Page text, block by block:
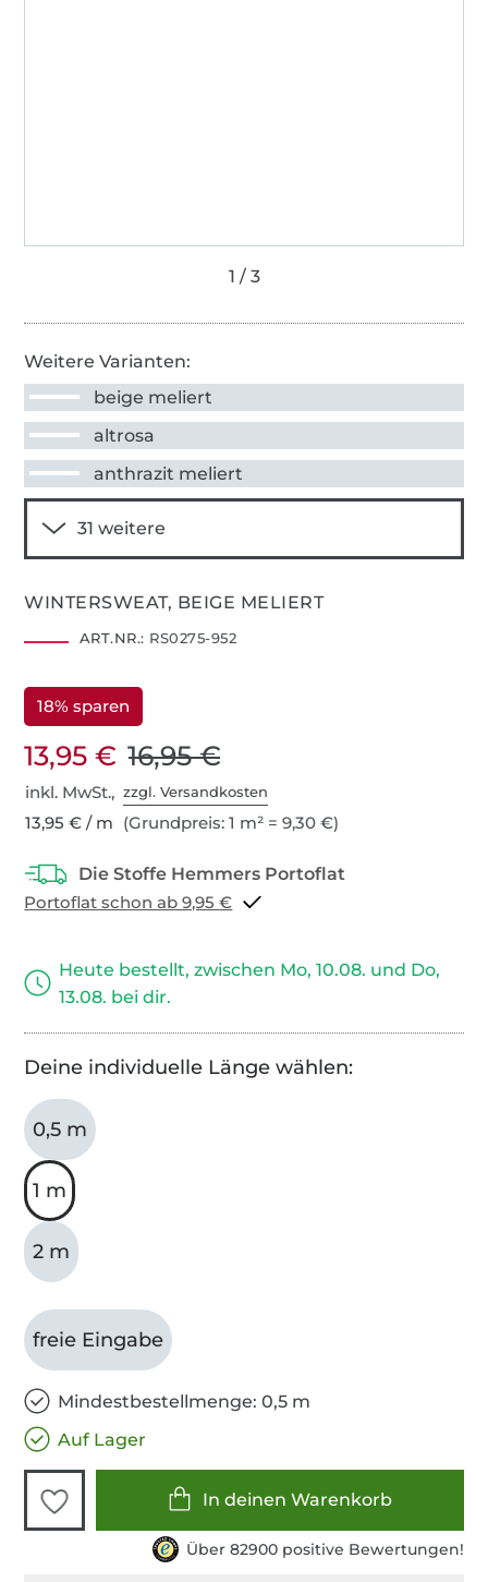
Weitere Varianten:
beige meliert
altrosa
anthrazit meliert
WINTERSWEAT, BEIGE MELIERT
ART.NR.: RS0275-952
18% sparen
13,95 € 16,95 €
inkl. MwSt.,zzgl. Versandkosten
13,95 € / m (Grundpreis: 1 m² = 9,30 €)
Portoflat schon ab 9,95 €
Heute bestellt, zwischen Mo, 10.08. und Do,
13.08. bei dir.
Deine individuelle Länge wählen:
0,5 m
1 m
2 m
freie Eingabe
Mindestbestellmenge: 0,5 m
Auf Lager
In deinen Warenkorb
Über 82900 positive Bewertungen!